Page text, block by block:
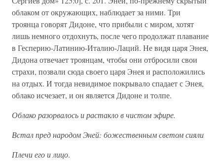
облаком от окружающих, наблюдает за ними. Три
троянца говорят Дидоне, что прибыли с миром, хотят
лишь немного отдохнуть, после чего продолжат плавание
в Гесперию-Латинию-Италию-Лаций. Не видя царя Энея,
Дидона отвечает троянцам, чтобы они отбросили свои
страхи, позвали сюда своего царя Энея и расположились
на отдых. И тогда невидимое покрывало спадает с Энея,
облако исчезает, и он является Дидоне и толпе.
Облако разорвалось и растакло в чистом эфире.
Встал пред народом Эней: божественным светом сияли
Плечи его и лицо.